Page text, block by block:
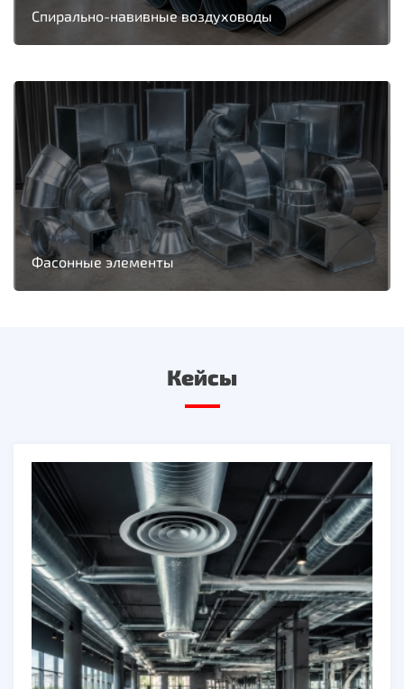
Спирально-навивные воздуховоды
Фасонные элементы
Кейсы